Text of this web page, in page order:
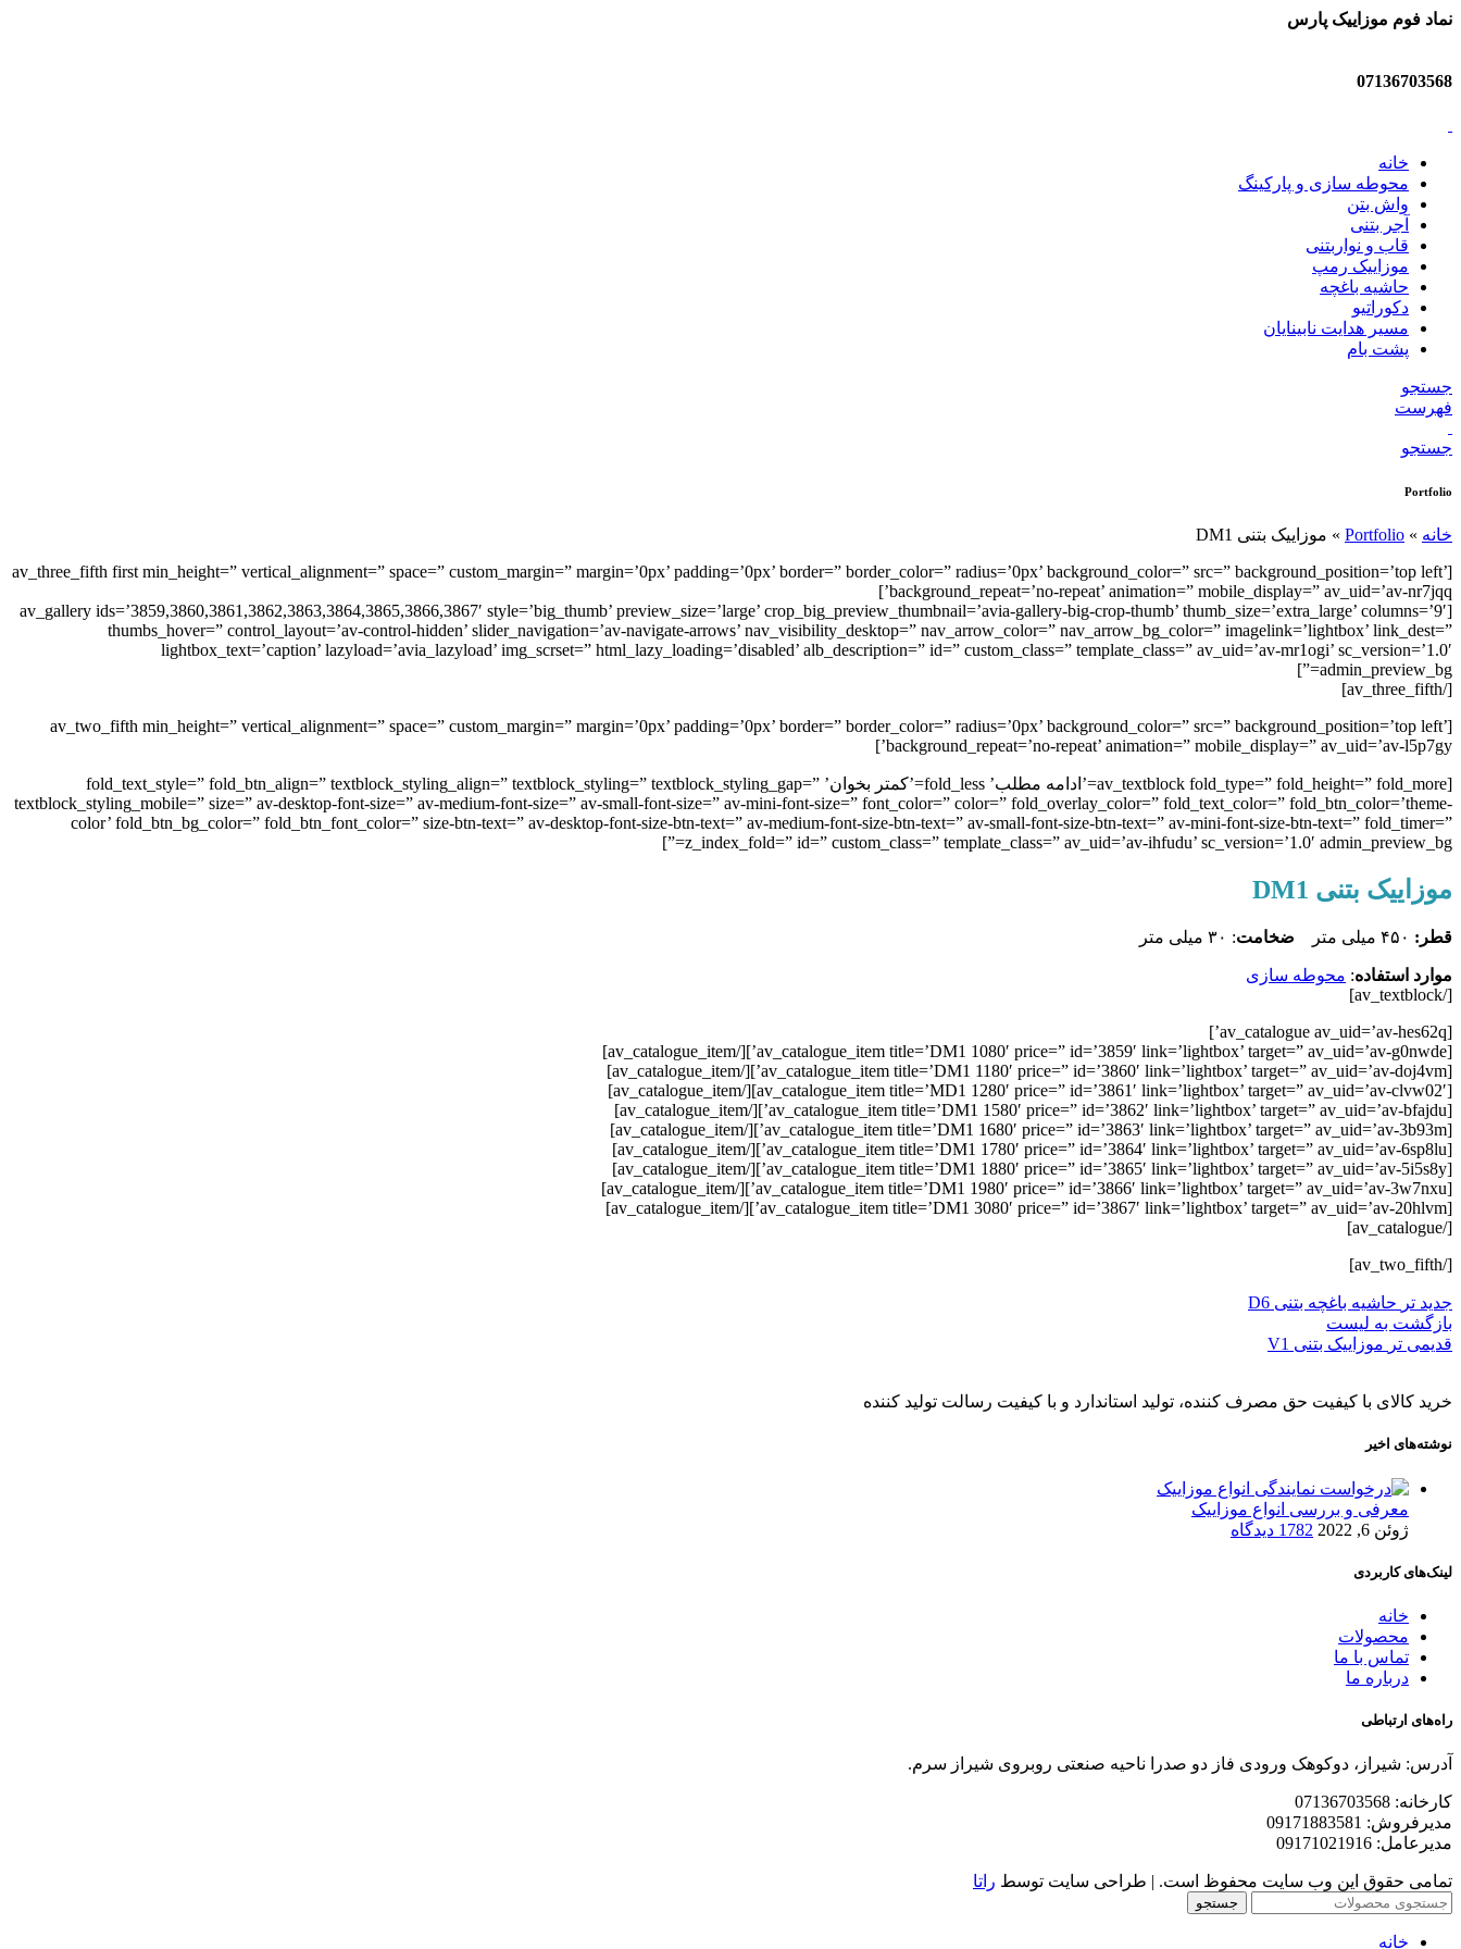
نماد فوم موزاییک پارس
07136703568
خانه
محوطه سازی و پارکینگ
واش بتن
آجر بتنی
قاب و نواربتنی
موزاییک رمپ
حاشیه باغچه
دکوراتیو
مسیر هدایت نابینایان
پشت بام
جستجو
فهرست
جستجو
Portfolio
خانه »
Portfolio
» موزاییک بتنی DM1
[av_three_fifth first min_height=” vertical_alignment=” space=” custom_margin=” margin=’0px’ padding=’0px’ border=” border_color=” radius=’0px’ background_color=” src=” background_position=’top left’
background_repeat=’no-repeat’ animation=” mobile_display=” av_uid=’av-nr7jqq’]
[av_gallery ids=’3859,3860,3861,3862,3863,3864,3865,3866,3867′ style=’big_thumb’ preview_size=’large’ crop_big_preview_thumbnail=’avia-gallery-big-crop-thumb’ thumb_size=’extra_large’ columns=’9′
thumbs_hover=” control_layout=’av-control-hidden’ slider_navigation=’av-navigate-arrows’ nav_visibility_desktop=” nav_arrow_color=” nav_arrow_bg_color=” imagelink=’lightbox’ link_dest=”
lightbox_text=’caption’ lazyload=’avia_lazyload’ img_scrset=” html_lazy_loading=’disabled’ alb_description=” id=” custom_class=” template_class=” av_uid=’av-mr1ogi’ sc_version=’1.0′
admin_preview_bg=”]
[/av_three_fifth]
[av_two_fifth min_height=” vertical_alignment=” space=” custom_margin=” margin=’0px’ padding=’0px’ border=” border_color=” radius=’0px’ background_color=” src=” background_position=’top left’
background_repeat=’no-repeat’ animation=” mobile_display=” av_uid=’av-l5p7gy’]
[av_textblock fold_type=” fold_height=” fold_more=’ادامه مطلب’ fold_less=’کمتر بخوان’ fold_text_style=” fold_btn_align=” textblock_styling_align=” textblock_styling=” textblock_styling_gap=”
textblock_styling_mobile=” size=” av-desktop-font-size=” av-medium-font-size=” av-small-font-size=” av-mini-font-size=” font_color=” color=” fold_overlay_color=” fold_text_color=” fold_btn_color=’theme-
color’ fold_btn_bg_color=” fold_btn_font_color=” size-btn-text=” av-desktop-font-size-btn-text=” av-medium-font-size-btn-text=” av-small-font-size-btn-text=” av-mini-font-size-btn-text=” fold_timer=”
z_index_fold=” id=” custom_class=” template_class=” av_uid=’av-ihfudu’ sc_version=’1.0′ admin_preview_bg=”]
موزاییک بتنی DM1
قطر: ضخامت: ۳۰ میلی متر
موارد استفاده: محوطه سازی
[/av_textblock]
[av_catalogue av_uid=’av-hes62q’]
[av_catalogue_item title=’DM1 1080′ price=” id=’3859′ link=’lightbox’ target=” av_uid=’av-g0nwde’][/av_catalogue_item]
[av_catalogue_item title=’DM1 1180′ price=” id=’3860′ link=’lightbox’ target=” av_uid=’av-doj4vm’][/av_catalogue_item]
[av_catalogue_item title=’MD1 1280′ price=” id=’3861′ link=’lightbox’ target=” av_uid=’av-clvw02′][/av_catalogue_item]
[av_catalogue_item title=’DM1 1580′ price=” id=’3862′ link=’lightbox’ target=” av_uid=’av-bfajdu’][/av_catalogue_item]
[av_catalogue_item title=’DM1 1680′ price=” id=’3863′ link=’lightbox’ target=” av_uid=’av-3b93m’][/av_catalogue_item]
[av_catalogue_item title=’DM1 1780′ price=” id=’3864′ link=’lightbox’ target=” av_uid=’av-6sp8lu’][/av_catalogue_item]
[av_catalogue_item title=’DM1 1880′ price=” id=’3865′ link=’lightbox’ target=” av_uid=’av-5i5s8y’][/av_catalogue_item]
[av_catalogue_item title=’DM1 1980′ price=” id=’3866′ link=’lightbox’ target=” av_uid=’av-3w7nxu’][/av_catalogue_item]
[av_catalogue_item title=’DM1 3080′ price=” id=’3867′ link=’lightbox’ target=” av_uid=’av-20hlvm’][/av_catalogue_item]
[/av_catalogue]
[/av_two_fifth]
جدید تر حاشیه باغچه بتنی D6
بازگشت به لیست
قدیمی تر موزاییک بتنی V1
خرید کالای با کیفیت حق مصرف کننده، تولید استاندارد و با کیفیت رسالت تولید کننده
نوشته‌های اخیر
معرفی و بررسی انواع موزاییک
ژوئن 6, 2022
1782 دیدگاه
لینک‌های کاربردی
خانه
محصولات
تماس با ما
درباره ما
راه‌های ارتباطی
آدرس: شیراز، دوکوهک ورودی فاز دو صدرا ناحیه صنعتی روبروی شیراز سرم.
کارخانه: 07136703568
مدیرفروش: 09171883581
مدیرعامل: 09171021916
تمامی حقوق این وب سایت محفوظ است. | طراحی سایت توسط راتا
جستجو
خانه